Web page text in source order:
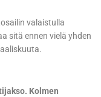
valaistulla
sitä ennen vielä yhden
Kolmen